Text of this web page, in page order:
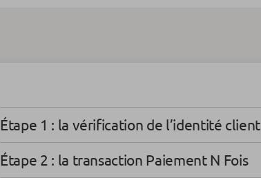
Étape 1 : la vérification de l’identité client
Étape 2 : la transaction Paiement N Fois